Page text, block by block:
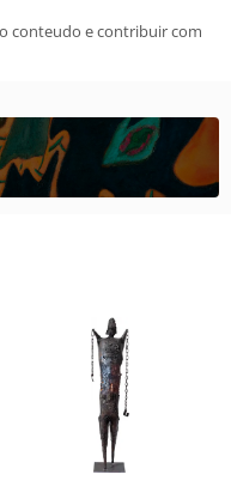
conteudo e contribuir com